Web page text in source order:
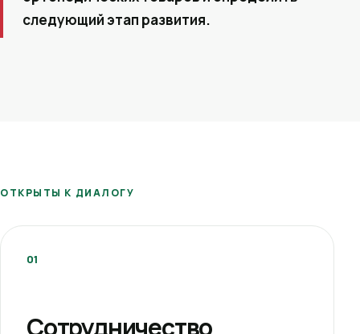
следующий этап развития.
ОТКРЫТЫ К ДИАЛОГУ
01
Сотрудничество